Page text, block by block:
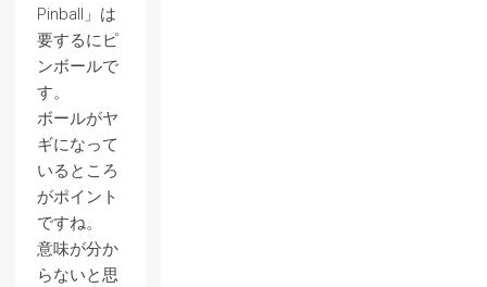
Pinball」は
要するにピ
ンボールで
す。
ボールがヤ
ギになって
いるところ
がポイント
ですね。
意味が分か
らないと思